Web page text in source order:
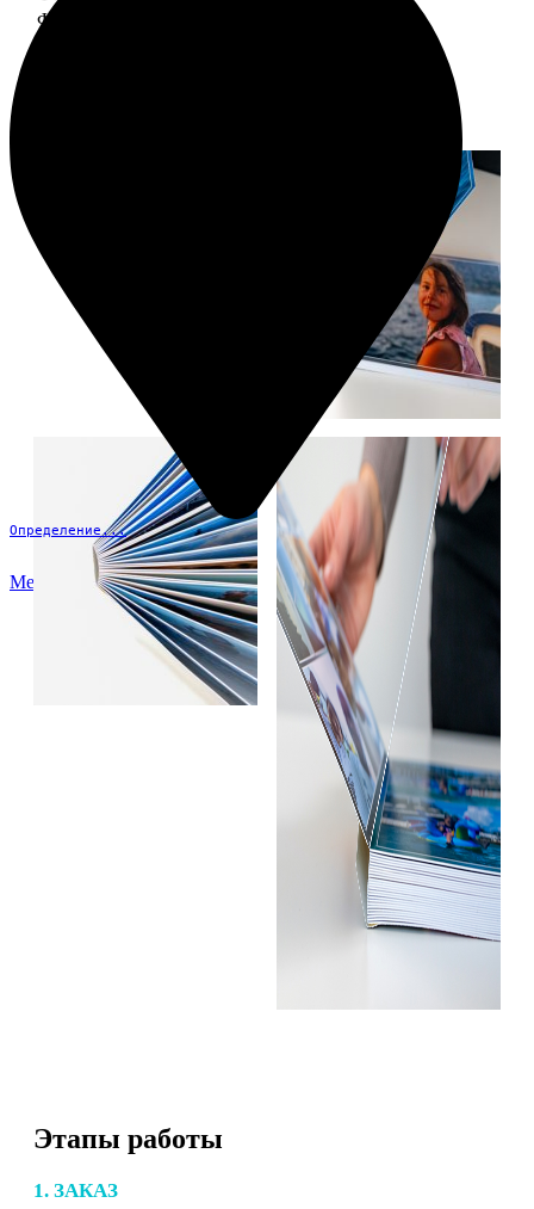
Определение...
Меню
ФотоКнига "Слим" 25x25
Этапы работы
1. ЗАКАЗ